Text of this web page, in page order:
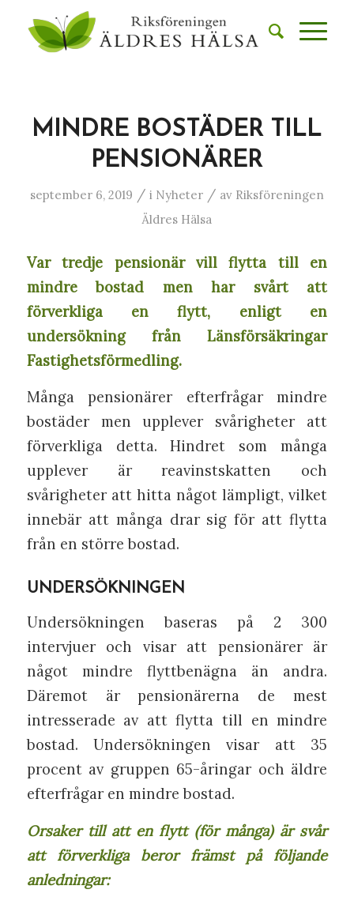
MINDRE BOSTÄDER TILL
PENSIONÄRER
september 6, 2019 / i Nyheter / av Riksföreningen
Äldres Hälsa
Var tredje pensionär vill flytta till en
mindre bostad men har svårt att
förverkliga en flytt, enligt en
undersökning från Länsförsäkringar
Fastighetsförmedling.
Många pensionärer efterfrågar mindre
bostäder men upplever svårigheter att
förverkliga detta. Hindret som många
upplever är reavinstskatten och
svårigheter att hitta något lämpligt, vilket
innebär att många drar sig för att flytta
från en större bostad.
UNDERSÖKNINGEN
Undersökningen baseras på 2 300
intervjuer och visar att pensionärer är
något mindre flyttbenägna än andra.
Däremot är pensionärerna de mest
intresserade av att flytta till en mindre
bostad. Undersökningen visar att 35
procent av gruppen 65-åringar och äldre
efterfrågar en mindre bostad.
Orsaker till att en flytt (för många) är svår
att förverkliga beror främst på följande
anledningar: